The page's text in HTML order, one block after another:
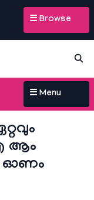
☰ Browse
☰ Menu
ആം
ഓണം